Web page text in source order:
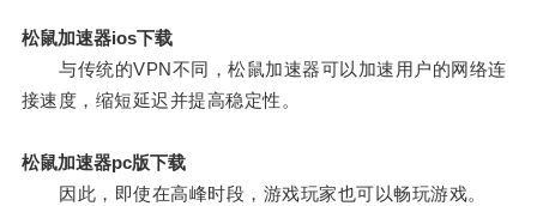
松鼠加速器ios下载
与传统的VPN不同，松鼠加速器可以加速用户的网络连
接速度，缩短延迟并提高稳定性。
松鼠加速器pc版下载
因此，即使在高峰时段，游戏玩家也可以畅玩游戏。